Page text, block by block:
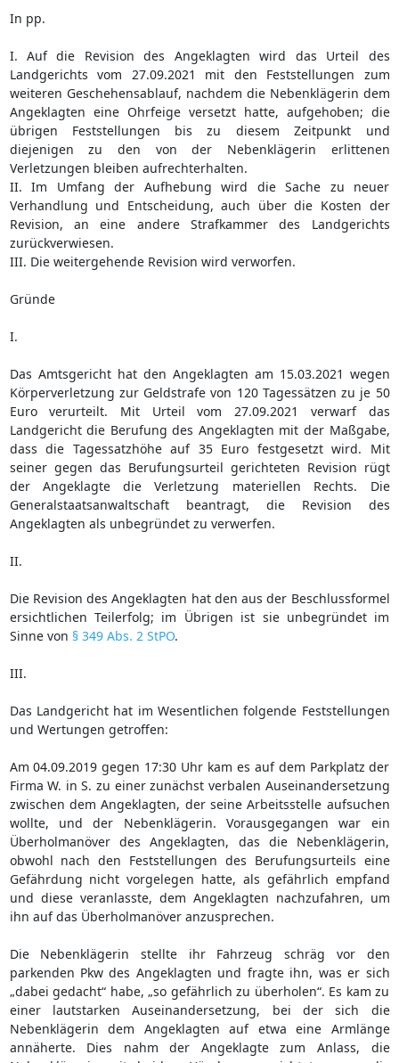
In pp.
I. Auf die Revision des Angeklagten wird das Urteil des
Landgerichts vom 27.09.2021 mit den Feststellungen zum
weiteren Geschehensablauf, nachdem die Nebenklägerin dem
Angeklagten eine Ohrfeige versetzt hatte, aufgehoben; die
übrigen Feststellungen bis zu diesem Zeitpunkt und
diejenigen zu den von der Nebenklägerin erlittenen
Verletzungen bleiben aufrechterhalten.
II. Im Umfang der Aufhebung wird die Sache zu neuer
Verhandlung und Entscheidung, auch über die Kosten der
Revision, an eine andere Strafkammer des Landgerichts
zurückverwiesen.
III. Die weitergehende Revision wird verworfen.
Gründe
I.
Das Amtsgericht hat den Angeklagten am 15.03.2021 wegen
Körperverletzung zur Geldstrafe von 120 Tagessätzen zu je 50
Euro verurteilt. Mit Urteil vom 27.09.2021 verwarf das
Landgericht die Berufung des Angeklagten mit der Maßgabe,
dass die Tagessatzhöhe auf 35 Euro festgesetzt wird. Mit
seiner gegen das Berufungsurteil gerichteten Revision rügt
der Angeklagte die Verletzung materiellen Rechts. Die
Generalstaatsanwaltschaft beantragt, die Revision des
Angeklagten als unbegründet zu verwerfen.
II.
Die Revision des Angeklagten hat den aus der Beschlussformel
ersichtlichen Teilerfolg; im Übrigen ist sie unbegründet im
Sinne von § 349 Abs. 2 StPO.
III.
Das Landgericht hat im Wesentlichen folgende Feststellungen
und Wertungen getroffen:
Am 04.09.2019 gegen 17:30 Uhr kam es auf dem Parkplatz der
Firma W. in S. zu einer zunächst verbalen Auseinandersetzung
zwischen dem Angeklagten, der seine Arbeitsstelle aufsuchen
wollte, und der Nebenklägerin. Vorausgegangen war ein
Überholmanöver des Angeklagten, das die Nebenklägerin,
obwohl nach den Feststellungen des Berufungsurteils eine
Gefährdung nicht vorgelegen hatte, als gefährlich empfand
und diese veranlasste, dem Angeklagten nachzufahren, um
ihn auf das Überholmanöver anzusprechen.
Die Nebenklägerin stellte ihr Fahrzeug schräg vor den
parkenden Pkw des Angeklagten und fragte ihn, was er sich
„dabei gedacht“ habe, „so gefährlich zu überholen“. Es kam zu
einer lautstarken Auseinandersetzung, bei der sich die
Nebenklägerin dem Angeklagten auf etwa eine Armlänge
annäherte. Dies nahm der Angeklagte zum Anlass, die